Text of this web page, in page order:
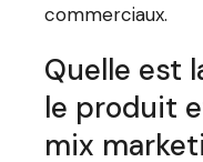
commerciaux.
Quelle est
le produit
mix